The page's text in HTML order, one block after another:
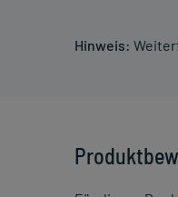
Hinweis: